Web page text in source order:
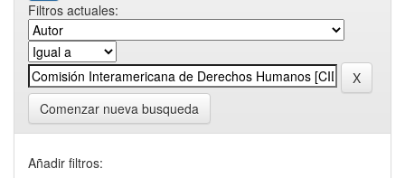
Filtros actuales:
Comenzar nueva busqueda
Añadir filtros: